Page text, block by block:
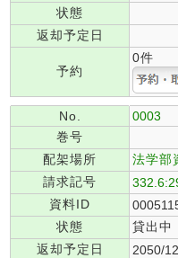
状態
返却予定日
予約
0件
No.
0003
巻号
配架場所
法学部
請求記号
資料ID
状態
貸出中
返却予定日
2050/